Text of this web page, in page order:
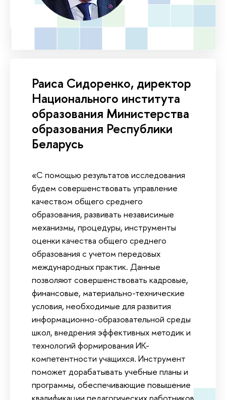
Раиса Сидоренко, директор
Национального института
образования Министерства
образования Республики
Беларусь
«С помощью результатов исследования
будем совершенствовать управление
качеством общего среднего
образования, развивать независимые
механизмы, процедуры, инструменты
оценки качества общего среднего
образования с учетом передовых
международных практик. Данные
позволяют совершенствовать кадровые,
финансовые, материально-технические
условия, необходимые для развития
информационно-образовательной среды
школ, внедрения эффективных методик и
технологий формирования ИК-
компетентности учащихся. Инструмент
поможет дорабатывать учебные планы и
программы, обеспечивающие повышение